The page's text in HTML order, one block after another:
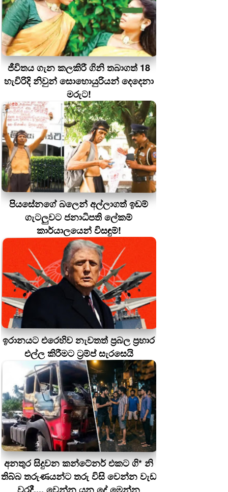
ජීවිතය ගැන කලකිරී ගිනි තබාගත් 18
හැවිරිදි නිවුන් සොහොයුරියන් දෙදෙනා
මරුට!
පියසේනගේ බලෙන් අල්ලාගත් ඉඩම්
ගැටලුවට ජනාධිපති ලේකම්
කාර්යාලයෙන් විසඳුම්!
ඉරානයට එරෙහිව නැවතත් ප්‍රබල ප්‍රහාර
එල්ල කිරීමට ට්‍රම්ප් සැරසෙයි
අනතුර සිදුවන කන්ටේනර් එකට ගි* නි
තිබ්බ තරුණයන්ට තරු විසි වෙන්න වැඩ